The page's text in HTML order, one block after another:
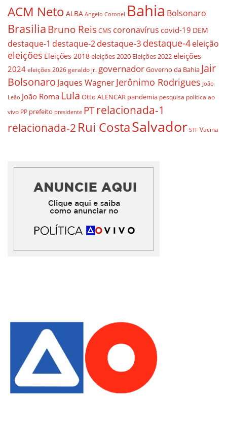
ACM Neto ALBA Angelo Coronel Bahia Bolsonaro
BrasiliaBruno ReisCMS coronavírus covid-19 DEM
destaque-1 destaque-2destaque-3 destaque-4eleição
eleições Eleições 2018eleições 2020 Eleições 2022eleições
2024 eleições 2026 geraldo jr. governadorGoverno da Bahia Jair
Bolsonaro Jaques WagnerJerônimo Rodrigues João
Leão João Roma Lula Otto ALENCAR pandemia pesquisa política ao
vivo PP prefeito presidente PTrelacionada-1
relacionada-2 Rui CostaSalvador STF Vacina